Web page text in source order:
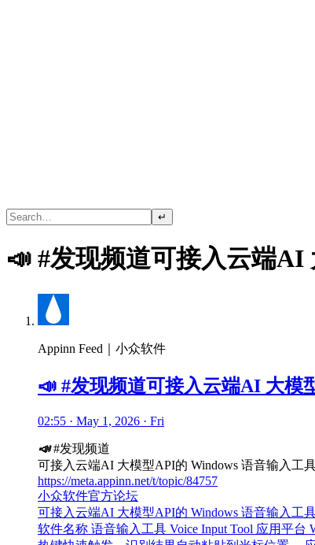
↵
📣 #发现频道可接入云端
Appinn Feed｜小众软件
📣 #发现频道可接入云端AI 大模
02:55 · May 1, 2026 · Fri
📣#发现频道
可接入云端AI 大模型API的 Windows 语音输入工
https://meta.appinn.net/t/topic/84757
小众软件官方论坛
可接入云端AI 大模型API的 Windows 语音输入工
软件名称 语音输入工具 Voice Input Tool 应用平